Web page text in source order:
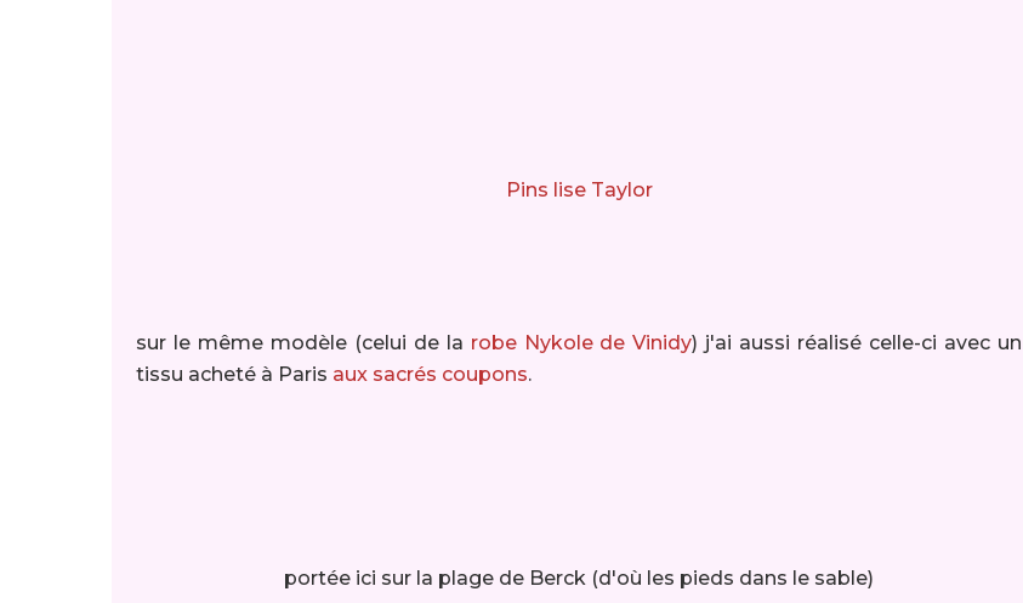
Pins lise Taylor
sur le même modèle (celui de la robe Nykole de Vinidy) j'ai aussi réalisé celle-ci avec un
tissu acheté à Paris aux sacrés coupons.
portée ici sur la plage de Berck (d'où les pieds dans le sable)